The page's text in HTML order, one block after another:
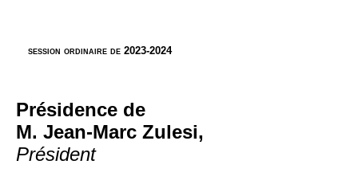
session ordinaire de 2023-2024
Présidence de
M. Jean-Marc Zulesi,
Président